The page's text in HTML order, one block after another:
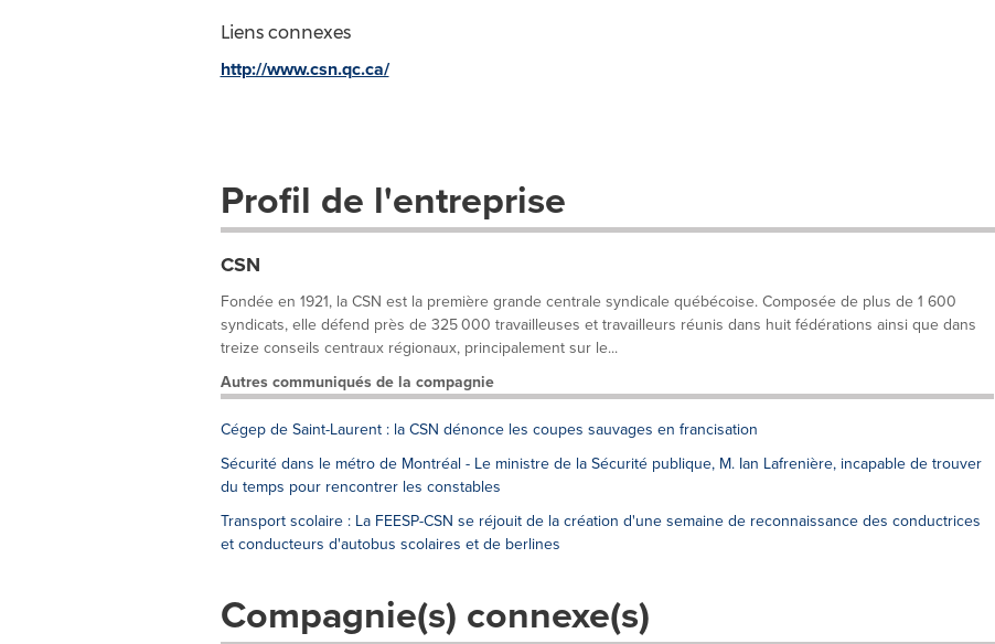
Liens connexes
http://www.csn.qc.ca/
Profil de l'entreprise
CSN
Fondée en 1921, la CSN est la première grande centrale syndicale québécoise. Composée de plus de 1 600
syndicats, elle défend près de 325 000 travailleuses et travailleurs réunis dans huit fédérations ainsi que dans
treize conseils centraux régionaux, principalement sur le...
Autres communiqués de la compagnie
Cégep de Saint-Laurent : la CSN dénonce les coupes sauvages en francisation
Sécurité dans le métro de Montréal - Le ministre de la Sécurité publique, M. Ian Lafrenière, incapable de trouver
du temps pour rencontrer les constables
Transport scolaire : La FEESP-CSN se réjouit de la création d'une semaine de reconnaissance des conductrices
et conducteurs d'autobus scolaires et de berlines
Compagnie(s) connexe(s)